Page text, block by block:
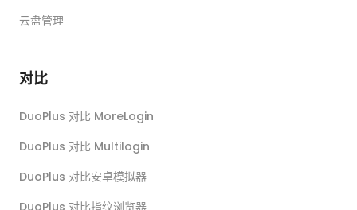
云盘管理
对比
DuoPlus 对比 MoreLogin
DuoPlus 对比 Multilogin
DuoPlus 对比安卓模拟器